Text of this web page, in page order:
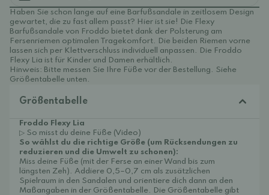
Haben Sie schon lange auf eine Barfußsandale in zeitlosem Design
gewartet, die zu fast allem passt? Hier ist sie! Die Flexy
Barfußsandale von Froddo bietet dank der Polsterung am
Fersenriemen optimalen Tragekomfort. Die beiden Riemen vorne
lassen sich per Klettverschluss individuell anpassen. Die Froddo
Flexy Lia ist für Kinder und Damen erhältlich.
Hinweis: Bitte messen Sie Ihre Füße vor der Bestellung. Siehe
Größentabelle unten.
Größentabelle
Froddo Flexy Lia
▷ So misst du deine Füße (Video)
So wählst du die richtige Größe (um Rücksendungen zu
reduzieren und die Umwelt zu schonen):
Miss deine Füße (mit der Ferse an einer Wand bis zum
längsten Zeh). Addiere 0,5–0,7 cm als zusätzlichen
Spielraum in den Sandalen und orientiere dich dann an den
Maßangaben in der Größentabelle. Die Größentabelle gibt